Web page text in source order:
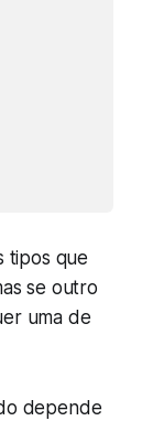
tipos que
se outro
uma de
depende